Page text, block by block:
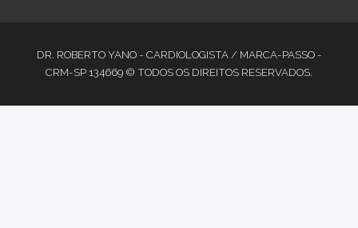
DR. ROBERTO YANO - CARDIOLOGISTA / MARCA-PASSO -
CRM-SP 134669 © TODOS OS DIREITOS RESERVADOS.